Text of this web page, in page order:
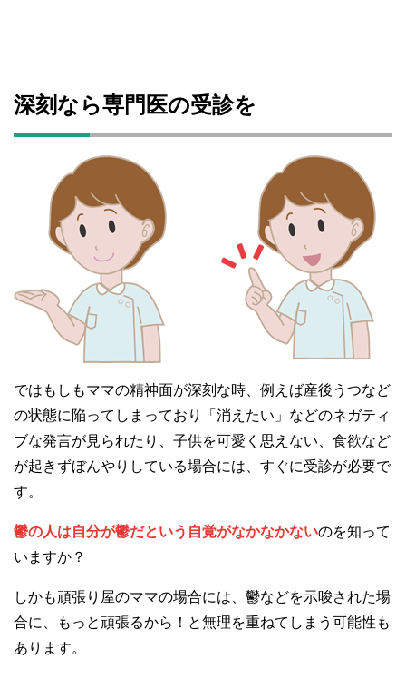
深刻なら専門医の受診を
ではもしもママの精神面が深刻な時、例えば産後うつなど
の状態に陥ってしまっており「消えたい」などのネガティ
ブな発言が見られたり、子供を可愛く思えない、食欲など
が起きずぼんやりしている場合には、すぐに受診が必要で
す。
鬱の人は自分が鬱だという自覚がなかなかないのを知って
いますか？
しかも頑張り屋のママの場合には、鬱などを示唆された場
合に、もっと頑張るから！と無理を重ねてしまう可能性も
あります。